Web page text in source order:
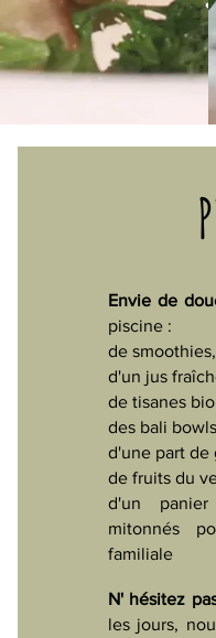
Envie de
piscine :
de smoothies,
d'un jus
de tisanes
des bali
d'une part de
de fruits du
d'un
mitonnés
familiale
N' hésitez
les jours,